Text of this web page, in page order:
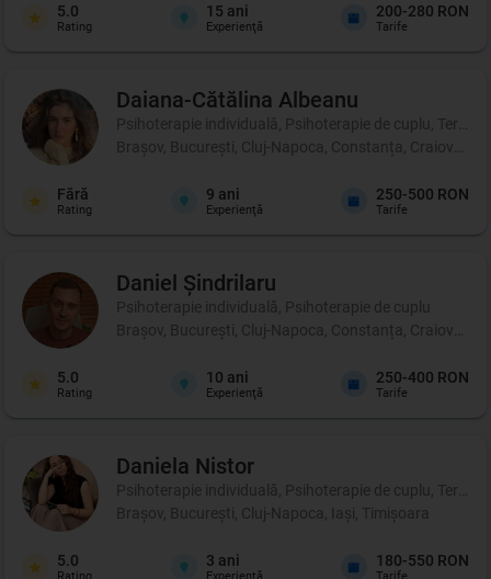
5.0
Rating
15 ani
Experienţă
200-280 RON
Tarife
Daiana-Cătălina Albeanu
Psihoterapie individuală, Psihoterapie de cuplu, Terapie
Brașov, București, Cluj-Napoca, Constanța, Craiova,
Fără
Rating
9 ani
Experienţă
250-500 RON
Tarife
Daniel Șindrilaru
Psihoterapie individuală, Psihoterapie de cuplu
Brașov, București, Cluj-Napoca, Constanța, Craiova,
5.0
Rating
10 ani
Experienţă
250-400 RON
Tarife
Daniela Nistor
Psihoterapie individuală, Psihoterapie de cuplu,
Brașov, București, Cluj-Napoca, Iași, Timișoara
5.0
Rating
3 ani
Experienţă
180-550 RON
Tarife